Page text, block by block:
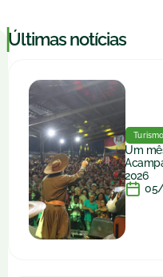
|Últimas notícias
Um
2026